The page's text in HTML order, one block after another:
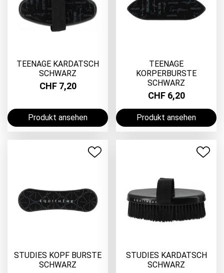
TEENAGE KARDATSCH
SCHWARZ
CHF 7,20
Produkt ansehen
TEENAGE
KORPERBURSTE
SCHWARZ
CHF 6,20
Produkt ansehen
STUDIES KOPF BURSTE
SCHWARZ
STUDIES KARDATSCH
SCHWARZ